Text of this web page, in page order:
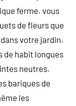
ferme. vous
de fleurs que
votre jardin.
de habit longues
neutres.
bariques de
les